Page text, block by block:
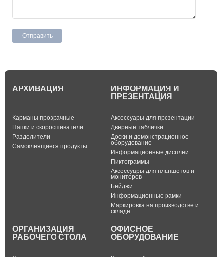
АРХИВАЦИЯ
Карманы прозрачные
Папки и скоросшиватели
Разделители
Самоклеящиеся продукты
ИНФОРМАЦИЯ И
ПРЕЗЕНТАЦИЯ
Аксессуары для презентации
Дверные таблички
Доски и демонстрационное
оборудование
Информационные дисплеи
Пиктограммы
Аксессуары для планшетов и
мониторов
Бейджи
Информационные рамки
Маркировка на производстве и
складе
ОРГАНИЗАЦИЯ
РАБОЧЕГО СТОЛА
ОФИСНОЕ
ОБОРУДОВАНИЕ